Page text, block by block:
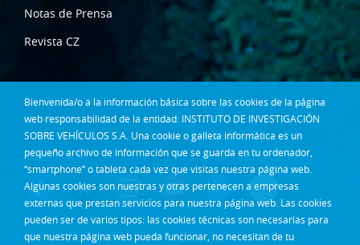
Bienvenida/o a la información básica sobre las cookies de la página
web responsabilidad de la entidad: INSTITUTO DE INVESTIGACIÓN
SOBRE VEHÍCULOS S.A. Una cookie o galleta informática es un
pequeño archivo de información que se guarda en tu ordenador,
“smartphone” o tableta cada vez que visitas nuestra página web.
Algunas cookies son nuestras y otras pertenecen a empresas
externas que prestan servicios para nuestra página web. Las cookies
pueden ser de varios tipos: las cookies técnicas son necesarias para
que nuestra página web pueda funcionar, no necesitan de tu
Notas de Prensa
Revista CZ
Dónde estamos
Contacta
Síguenos en: